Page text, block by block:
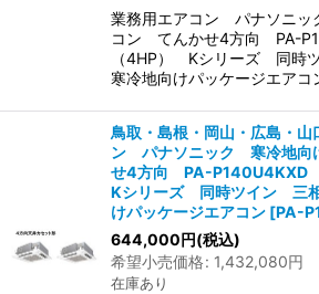
業務用エアコン パナソニ
コン てんかせ4方向 PA-
（4HP） Kシリーズ 同
寒冷地向けパッケージエア
鳥取・島根・岡山・広島・山
ン パナソニック 寒冷地向
せ4方向 PA-P140U4KXD
Kシリーズ 同時ツイン 三
けパッケージエアコン [PA-
644,000円(税込)
希望小売価格: 1,432,080円
在庫あり